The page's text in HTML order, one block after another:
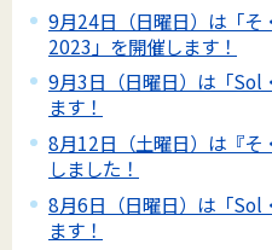
9月24日（日曜日）は「そ
2023」を開催します！
9月3日（日曜日）は「Sol
ます！
8月12日（土曜日）は『そ
しました！
8月6日（日曜日）は「Sol
ます！